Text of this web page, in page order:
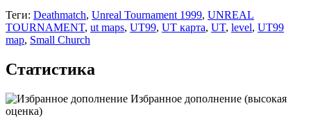
Теги: Deathmatch, Unreal Tournament 1999, UNREAL
TOURNAMENT, ut maps, UT99, UT карта, UT, level, UT99
map, Small Church
Статистика
Избранное дополнение (высокая
оценка)